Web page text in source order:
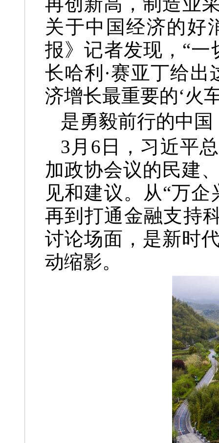
关于中国经济的好
报》记者发现，“
长哈利·赛亚丁给出
济增长最重要的‘火
是勇毅前行的中
3月6日，习近平
加政协会议的民建
见和建议。从“万
再到打通金融支持
讨论场面，是新时
动缩影。